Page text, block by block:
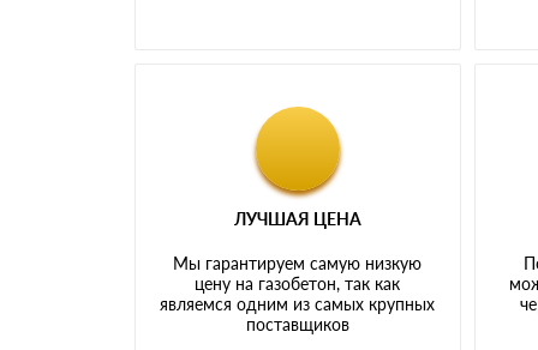
ЛУЧШАЯ ЦЕНА
Мы гарантируем самую низкую
цену на газобетон, так как
являемся одним из самых крупных
поставщиков